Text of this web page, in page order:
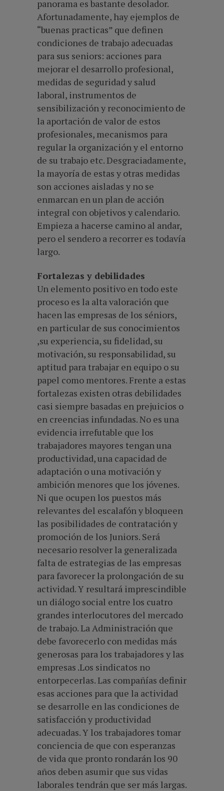
panorama es bastante desolador.
Afortunadamente, hay ejemplos de
“buenas practicas” que definen
condiciones de trabajo adecuadas
para sus seniors: acciones para
mejorar el desarrollo profesional,
medidas de seguridad y salud
laboral, instrumentos de
sensibilización y reconocimiento de
la aportación de valor de estos
profesionales, mecanismos para
regular la organización y el entorno
de su trabajo etc. Desgraciadamente,
la mayoría de estas y otras medidas
son acciones aisladas y no se
enmarcan en un plan de acción
integral con objetivos y calendario.
Empieza a hacerse camino al andar,
pero el sendero a recorrer es todavía
largo.
Fortalezas y debilidades
Un elemento positivo en todo este
proceso es la alta valoración que
hacen las empresas de los séniors,
en particular de sus conocimientos
,su experiencia, su fidelidad, su
motivación, su responsabilidad, su
aptitud para trabajar en equipo o su
papel como mentores. Frente a estas
fortalezas existen otras debilidades
casi siempre basadas en prejuicios o
en creencias infundadas. No es una
evidencia irrefutable que los
trabajadores mayores tengan una
productividad, una capacidad de
adaptación o una motivación y
ambición menores que los jóvenes.
Ni que ocupen los puestos más
relevantes del escalafón y bloqueen
las posibilidades de contratación y
promoción de los Juniors. Será
necesario resolver la generalizada
falta de estrategias de las empresas
para favorecer la prolongación de su
actividad. Y resultará imprescindible
un diálogo social entre los cuatro
grandes interlocutores del mercado
de trabajo. La Administración que
debe favorecerlo con medidas más
generosas para los trabajadores y las
empresas .Los sindicatos no
entorpecerlas. Las compañías definir
esas acciones para que la actividad
se desarrolle en las condiciones de
satisfacción y productividad
adecuadas. Y los trabajadores tomar
conciencia de que con esperanzas
de vida que pronto rondarán los 90
años deben asumir que sus vidas
laborales tendrán que ser más largas.